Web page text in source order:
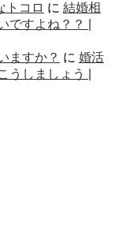
トコロ に 結婚相
ですよね？？ |
ますか？ に 婚活
うしましょう |